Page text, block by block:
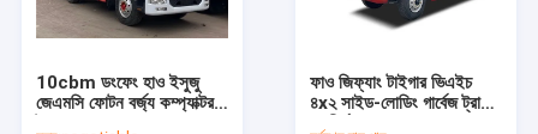
10cbm ডংফেং হাও ইসুজু
জেএমসি ফোটন বর্জ্য কম্প্যাক্টর
ফাও জিফ্যাং টাইগার ভিএইচ
৪x২ সাইড-লোডিং গার্বেজ ট্রাক,